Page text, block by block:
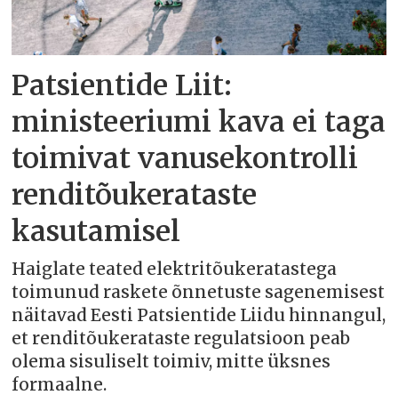
Patsientide Liit:
ministeeriumi kava ei taga
toimivat vanusekontrolli
renditõukerataste
kasutamisel
Haiglate teated elektritõukeratastega
toimunud raskete õnnetuste sagenemisest
näitavad Eesti Patsientide Liidu hinnangul,
et renditõukerataste regulatsioon peab
olema sisuliselt toimiv, mitte üksnes
formaalne.